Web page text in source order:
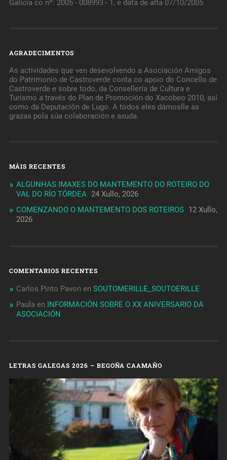
Galicia co nº: 2005 - 008993 - 1, e data de alta 07/10/2005
AGRADECIMENTOS
As actividades que ven desevolvendo a Asociación Amigos
do Patrimonio de Castroverde conta co apoio do Concello de
Castroverde e sobre todo, da Consellería de Cultura e
Turismo a través do Plan de Promoción do Xacobeo 2010, así
como da Deputación de Lugo. A todos eles dámoslle as
grazas pola súa colaboración e axuda.
MÁIS RECENTES
ALGUNHAS IMAXES DO MANTEMENTO DO ROTEIRO DO
VAL DO RÍO TÓRDEA 24 Xullo, 2026
COMENZANDO O MANTEMENTO DOS ROTEIROS 12 Xullo,
2026
COMENTARIOS RECENTES
Carlos Pinto Pavon en SOUTOMERILLE_SOUTOERILLE
Paula en INFORMACIÓN SOBRE O XX ANIVERSARIO DA
ASOCIACIÓN
LETRAS GALEGAS 2026 – BEGOÑA CAAMAÑO